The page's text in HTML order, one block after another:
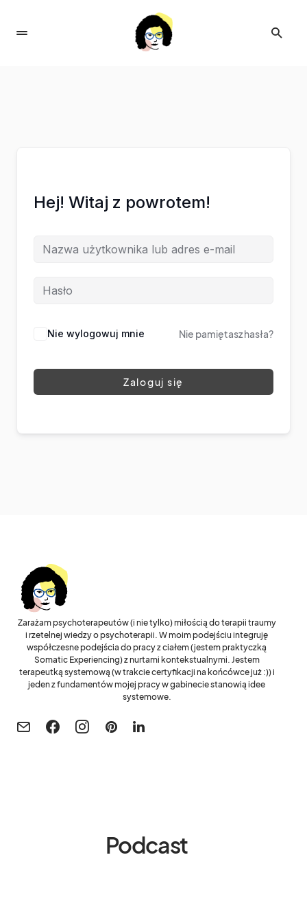
Hej! Witaj z powrotem!
Nie wylogowuj mnie Nie pamiętasz hasła?
Zaloguj się
Zarażam psychoterapeutów (i nie tylko) miłością do terapii traumy
i rzetelnej wiedzy o psychoterapii. W moim podejściu integruję
współczesne podejścia do pracy z ciałem (jestem praktyczką
Somatic Experiencing) z nurtami kontekstualnymi. Jestem
terapeutką systemową (w trakcie certyfikacji na końcówce już :)) i
jeden z fundamentów mojej pracy w gabinecie stanowią idee
systemowe.
Podcast